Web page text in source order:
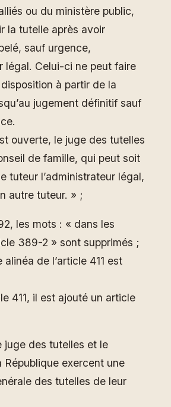
ou du ministère public,
la tutelle après avoir
sauf urgence,
légal. Celui-ci ne peut faire
à partir de la
jugement définitif sauf
ouverte, le juge des tutelles
de famille, qui peut soit
tuteur l’administrateur légal,
autre tuteur. » ;
les mots : « dans les
389-2 » sont supprimés ;
de l’article 411 est
411, il est ajouté un article
juge des tutelles et le
République exercent une
des tutelles de leur